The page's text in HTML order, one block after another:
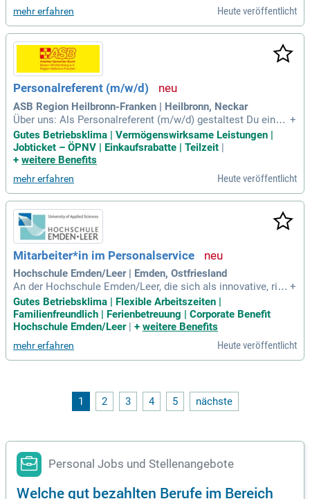
mehr erfahren Heute veröffentlicht
Personalreferent (m/w/d)
ASB Region Heilbronn-Franken | Heilbronn, Neckar
Über uns: Als Personalreferent (m/w/d) gestaltest Du eine p
rofessionelle Personalarbeit und begleitest unsere Mitarbeit
enden in allen personalrelevanten Fragestellungen.
+
Gutes Betriebsklima | Vermögenswirksame Leistungen |
Jobticket – ÖPNV | Einkaufsrabatte | Teilzeit |
+ weitere Benefits
mehr erfahren Heute veröffentlicht
Mitarbeiter*in im Personalservice
Hochschule Emden/Leer | Emden, Ostfriesland
An der Hochschule Emden/Leer, die sich als innovative, rich
tungsweisende Zukunftshochschule versteht, ist in der Pers
onalabteilung am Campus Emden zum 01.11.2026 folgende
Stelle mit 75% der regelmäßigen wöchentlichen Arbeitszeit
+
Gutes Betriebsklima | Flexible Arbeitszeiten |
Familienfreundlich | Ferienbetreuung | Corporate Benefit
Hochschule Emden/Leer| + weitere Benefits
mehr erfahren Heute veröffentlicht
1 2 3 4 5 nächste
Personal Jobs und Stellenangebote
Welche gut bezahlten Berufe im Bereich